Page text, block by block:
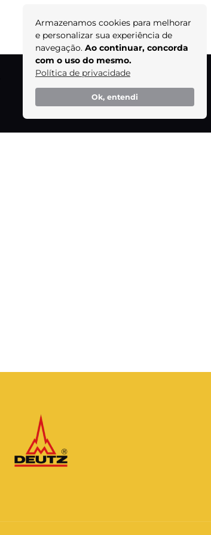
Armazenamos cookies para melhorar
e personalizar sua experiência de
navegação. Ao continuar, concorda
com o uso do mesmo.
Política de privacidade
Ok, entendi
Orçamento